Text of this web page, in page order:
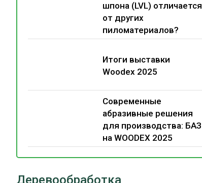
шпона (LVL) отличается
от других
пиломатериалов?
Итоги выставки
Woodex 2025
Современные
абразивные решения
для производства: БАЗ
на WOODEX 2025
Деревообработка